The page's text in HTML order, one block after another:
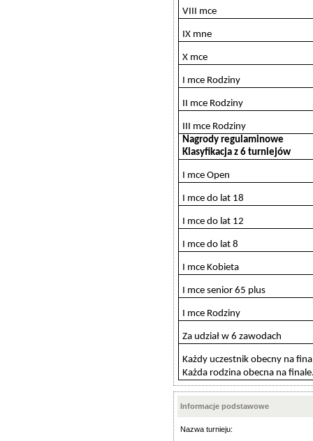
VIII mce
IX mne
X mce
I mce Rodziny
II mce Rodziny
III mce Rodziny
Nagrody regulaminowe
Klasyfikacja z 6 turniejów
I mce Open
I mce do lat 18
I mce do lat 12
I mce do lat 8
I mce Kobieta
I mce senior 65 plus
I mce Rodziny
Za udział w 6 zawodach
Każdy uczestnik obecny na
Każda rodzina obecna na
Informacje podstawowe
Nazwa turnieju: